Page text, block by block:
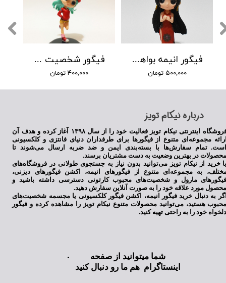
فیگور شخصیت بالما انیمه دراگون بال
۴۰۰,۰۰۰ تومان
فیگور انیمه بواهانگوک
۵۰۰,۰۰۰ تومان
​درباره نیکام تویز
فروشگاه اینترنتی نیکام تویز فعالیت خود را از سال ۱۳۹۸ آغاز کرده و هدف آن
مجموعه‌ای متنوع از فیگورها برای طرفداران دنیای فانتزی و کلکسیونی
تمام سفارش‌ها با بسته‌بندی ایمن و ضد ضربه ارسال می‌شوند تا
در بهترین وضعیت به دست مشتریان برسند.
خرید از نیکام تویز می‌توانید بدون نیاز به جستجوی طولانی در فروشگاه‌های
به مجموعه‌ای متنوع از فیگورهای انیمه، اکشن فیگورهای دیزنی،
مارول و شخصیت‌های محبوب کارتونی دسترسی داشته باشید و
مورد علاقه خود را به صورت آنلاین سفارش دهید.
به دنبال خرید فیگور انیمه، اکشن فیگور کلکسیونی یا مجسمه شخصیت‌های
هستید، می‌توانید محصولات متنوع نیکام تویز را مشاهده کرده و فیگور
خود را به راحتی تهیه کنید.
شما میتوانید از صفحه
اینستاگرام هم ما رو دنبال کنید